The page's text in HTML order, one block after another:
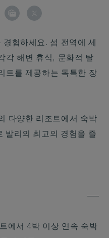
험하세요. 섬 전역에 세
각 해변 휴식, 문화적 탈
트를 제공하는 독특한 장
다양한 리조트에서 숙박
발리의 최고의 경험을 즐
에서 4박 이상 연속 숙박